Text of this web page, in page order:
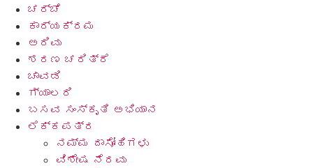
ಚರ್ಚೆ
ಕಾರ್ಯಕ್ರಮ
ಅರಿವು
ಶರಣ ಚರಿತ್ರೆ
ಚಾವಡಿ
ಗ್ಯಾಲರಿ
ಬಸವ ಸಂಸ್ಕೃತಿ ಅಭಿಯಾನ
ಲೆಕ್ಕಪತ್ರ
ನಮ್ಮ ದಾಸೋಹಿಗಳು
ವಿಶೇಷ ನೆರವು